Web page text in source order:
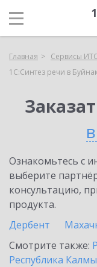
Главная Сервисы ИТС
1С:Синтез речи в
Ознакомьтесь с
выберите
консультацию,
продукта.
Дербент
Смотрите также:
Республика